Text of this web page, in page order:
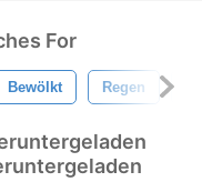
For
Bewölkt Regen